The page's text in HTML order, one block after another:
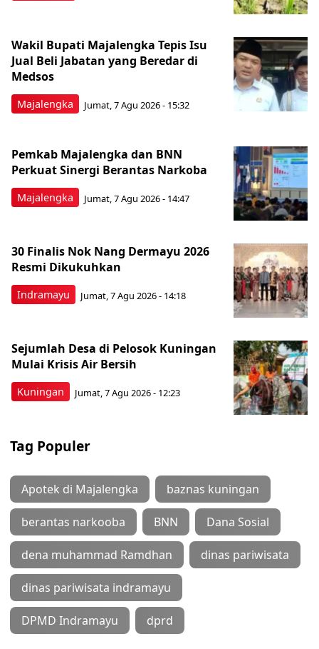
Majalengka
Wakil Bupati Majalengka Tepis Isu
Jual Beli Jabatan yang Beredar di
Medsos
Jumat, 7 Agu 2026 - 15:32
Majalengka
Pemkab Majalengka dan BNN
Perkuat Sinergi Berantas Narkoba
Jumat, 7 Agu 2026 - 14:47
Indramayu
30 Finalis Nok Nang Dermayu 2026
Resmi Dikukuhkan
Jumat, 7 Agu 2026 - 14:18
Kuningan
Sejumlah Desa di Pelosok Kuningan
Mulai Krisis Air Bersih
Jumat, 7 Agu 2026 - 12:23
Tag Populer
Apotek di Majalengka baznas kuningan
berantas narkooba BNN Dana Sosial
dena muhammad Ramdhan dinas pariwisata
dinas pariwisata indramayu
DPMD Indramayu dprd